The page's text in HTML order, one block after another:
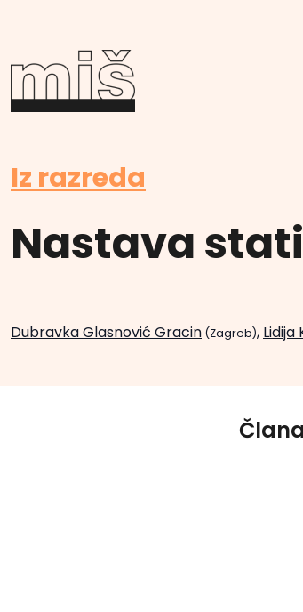
Iz razreda
Nastava
Dubravka Glasnović Gracin (Zagreb), Lidija